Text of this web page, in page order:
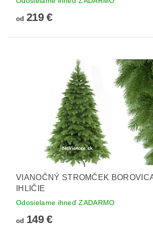
od 219 €
VIANOČNÝ STROMČEK
IHLIČIE
Odosielame ihneď ZADARMO
od 149 €